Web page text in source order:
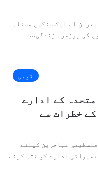
اب ایک سنگین مسئلہ
کی روزمرہ زندگی…
قومی
کے ادارے
خطرات سے
مہاجرین کیلئے
ادارے کو ختم کرنے